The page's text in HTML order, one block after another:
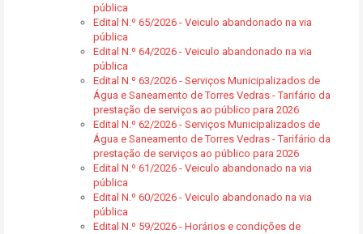
pública
Edital N.º 65/2026 - Veiculo abandonado na via
pública
Edital N.º 64/2026 - Veiculo abandonado na via
pública
Edital N.º 63/2026 - Serviços Municipalizados de
Água e Saneamento de Torres Vedras - Tarifário da
prestação de serviços ao público para 2026
Edital N.º 62/2026 - Serviços Municipalizados de
Água e Saneamento de Torres Vedras - Tarifário da
prestação de serviços ao público para 2026
Edital N.º 61/2026 - Veiculo abandonado na via
pública
Edital N.º 60/2026 - Veiculo abandonado na via
pública
Edital N.º 59/2026 - Horários e condições de